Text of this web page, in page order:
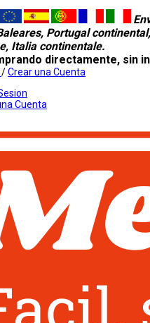
Portugal
Italia continentale.
directamente, sin
/Crear una Cuenta
Cuenta